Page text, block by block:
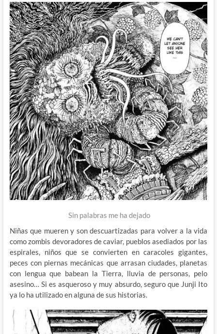
Sin palabras me ha dejado
Niñas que mueren y son descuartizadas para volver a la vida
como zombis devoradores de caviar, pueblos asediados por las
espirales, niños que se convierten en caracoles gigantes,
peces con piernas mecánicas que arrasan ciudades, planetas
con lengua que babean la Tierra, lluvia de personas, pelo
asesino… Si es asqueroso y muy absurdo, seguro que Junji Ito
ya lo ha utilizado en alguna de sus historias.